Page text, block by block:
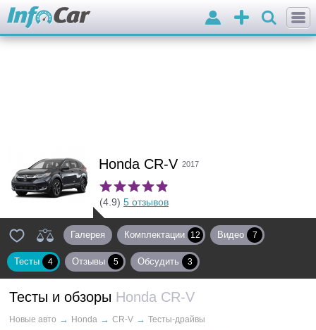
Добавить
объявление
Войти
Honda CR-V 2017
(4.9) 5 отзывов
Галерея Комплектации 12 Видео 7
Тесты 4 Отзывы 5 Обсудить 3
Тесты и обзоры Honda CR-V
Новые авто → Honda → CR-V → Тесты-драйвы